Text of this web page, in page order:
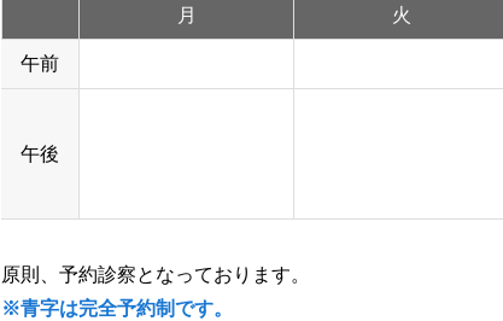
人間ドック・健診
さんへ
看護部
当院の取り組み
月 火
午前
午後
原則、予約診察となっております。
※青字は完全予約制です。